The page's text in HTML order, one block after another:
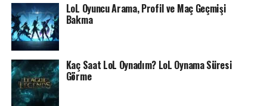
LoL Oyuncu Arama, Profil ve Maç Geçmişi
Bakma
Kaç Saat LoL Oynadım? LoL Oynama Süresi
Görme